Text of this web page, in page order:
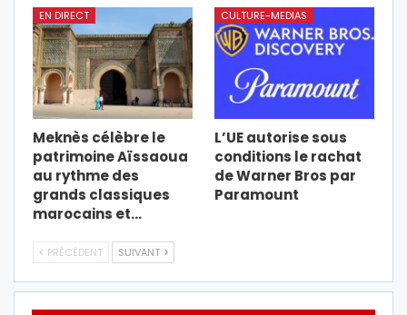
EN DIRECT
Meknès célèbre le
patrimoine Aïssaoua
au rythme des
grands classiques
marocains et…
CULTURE-MEDIAS
L’UE autorise sous
conditions le rachat
de Warner Bros par
Paramount
PRÉCÉDENT SUIVANT